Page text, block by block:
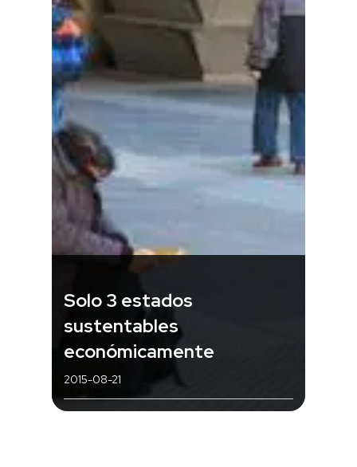
Solo 3 estados
sustentables
económicamente
2015-08-21